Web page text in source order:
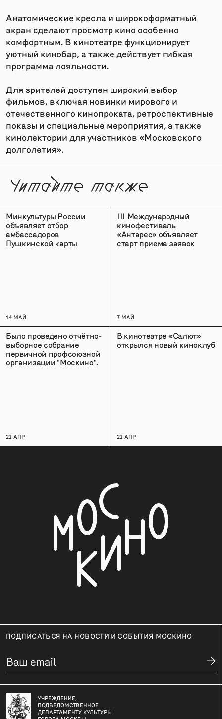
Анатомические кресла и широкоформатный
экран сделают просмотр кино особенно
комфортным. В кинотеатре функционирует
уютный кинобар, а также действует гибкая
программа лояльности.
Для зрителей доступен широкий выбор
фильмов, включая новинки мирового и
отечественного кинопроката, ретроспективные
показы и специальные мероприятия, а также
кинолектории для участников «Московского
долголетия».
Читайте также
Минкультуры России
объявляет отбор
амбассадоров
Пушкинской карты
14 МАЙ
III Международный
кинофестиваль
«Антарес» объявляет
старт приема заявок
7 МАЙ
Было проведено отчётно-
выборное собрание
первичной профсоюзной
организации "Москино".
21 АПР
В кинотеатре «Салют»
открылся новый киноклуб
21 АПР
ПОДПИСАТЬСЯ НА НОВОСТИ И СОБЫТИЯ МОСКИНО
УЧРЕЖДЕНИЕ,
ПОДВЕДОМСТВЕННОЕ
ДЕПАРТАМЕНТУ КУЛЬТУРЫ